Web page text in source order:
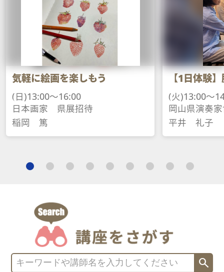
気軽に絵画を楽しもう
(日)13:00～16:00
日本画家　県展招待
稲岡　篤
【1日体験
(火)13:00～
岡山県演奏
平井　礼子
search